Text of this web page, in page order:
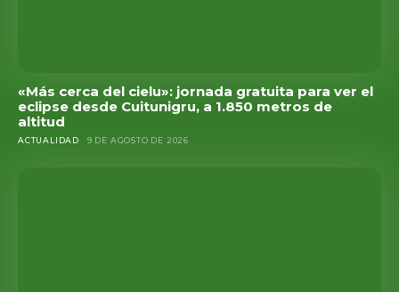
«Más cerca del cielu»: jornada gratuita para ver el
eclipse desde Cuitunigru, a 1.850 metros de
altitud
ACTUALIDAD 9 DE AGOSTO DE 2026